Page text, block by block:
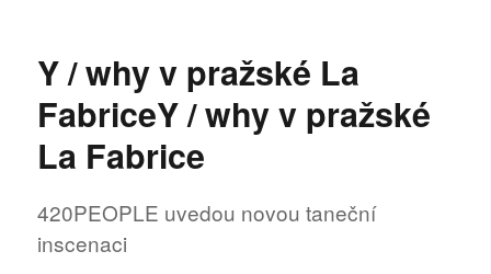
Rozbitá
realita
Y / why v pražské La
FabriceY / why v pražské
La Fabrice
420PEOPLE uvedou novou taneční
inscenaci